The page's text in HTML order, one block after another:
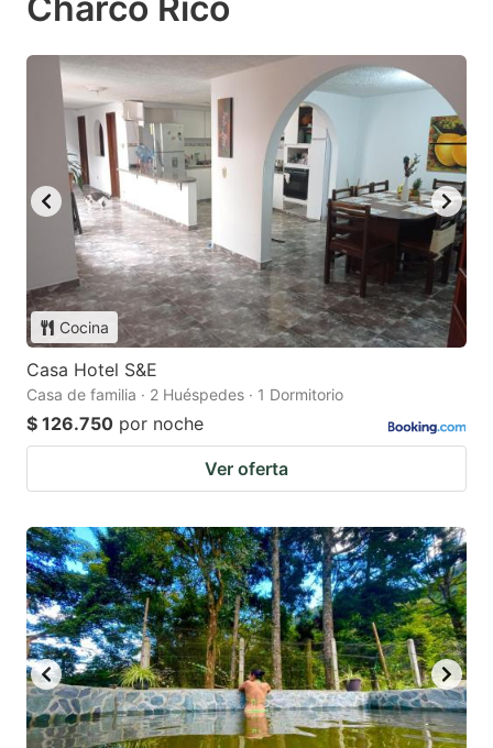
Cocina
Casa Hotel S&E
Casa de familia · 2 Huéspedes · 1 Dormitorio
$ 126.750 por noche
Ver oferta